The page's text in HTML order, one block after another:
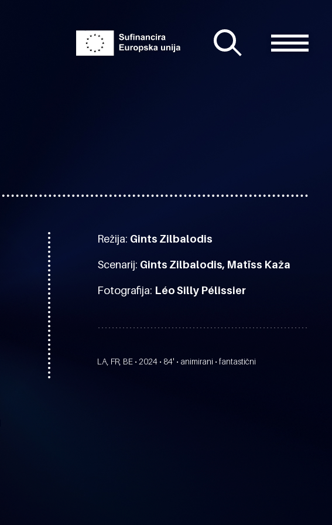
Režija: Gints Zilbalodis
Scenarij: Gints Zilbalodis, Matīss Kaža
Fotografija: Léo Silly Pélissier
LA, FR, BE • 2024 • 84' • animirani • fantastični